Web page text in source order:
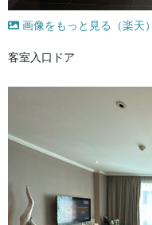
画像をもっと見る（楽天）
客室入口ドア